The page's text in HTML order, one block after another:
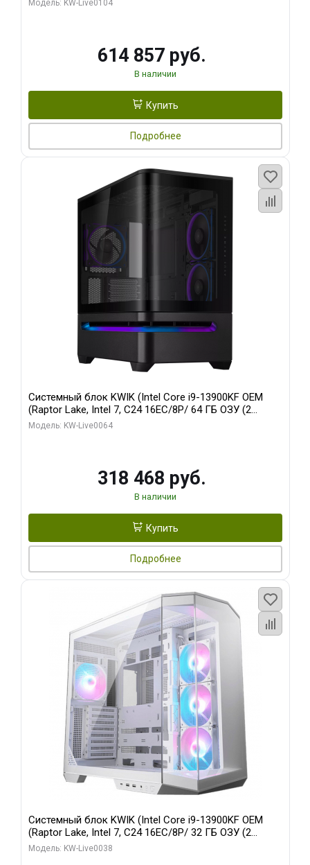
Модель: KW-Live0104
614 857 руб.
В наличии
Купить
Подробнее
Системный блок KWIK (Intel Core i9-13900KF OEM
(Raptor Lake, Intel 7, C24 16EC/8P/ 64 ГБ ОЗУ (2
модуля)/ ASUS RTX5080 PROART OC 16GB GDDR7
Модель: KW-Live0064
318 468 руб.
В наличии
Купить
Подробнее
Системный блок KWIK (Intel Core i9-13900KF OEM
(Raptor Lake, Intel 7, C24 16EC/8P/ 32 ГБ ОЗУ (2
модуля)/ Gigabyte RX9070XT GAMING OC 16GB GDDR6
Модель: KW-Live0038